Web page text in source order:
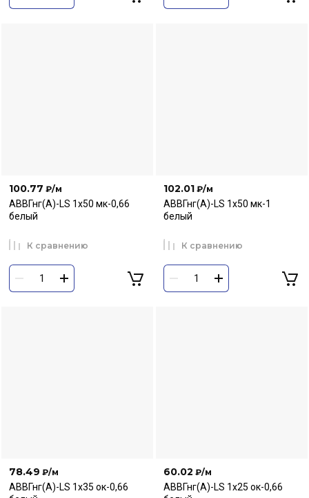
100.77 ₽/м
АВВГнг(А)-LS 1х50 мк-0,66
белый
К сравнению
102.01 ₽/м
АВВГнг(А)-LS 1х50 мк-1
белый
К сравнению
78.49 ₽/м
АВВГнг(А)-LS 1х35 ок-0,66
60.02 ₽/м
АВВГнг(А)-LS 1х25 ок-0,66